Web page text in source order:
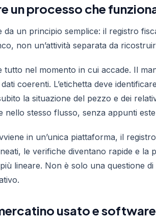
un processo che
un principio semplice: il registro
non un’attività separata da
tutto nel momento in cui accade. Il
coerenti. L’etichetta deve
la situazione del pezzo e dei
nello stesso flusso, senza appunti
in un’unica piattaforma, il
le verifiche diventano rapide e la
lineare. Non è solo una questione
usato e